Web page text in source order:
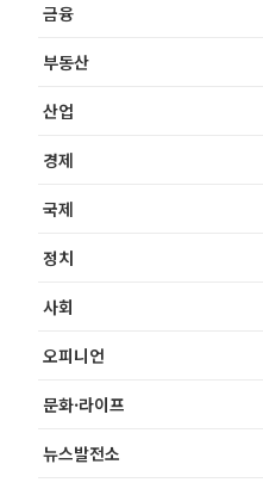
금융
부동산
산업
경제
국제
정치
사회
오피니언
문화·라이프
뉴스발전소